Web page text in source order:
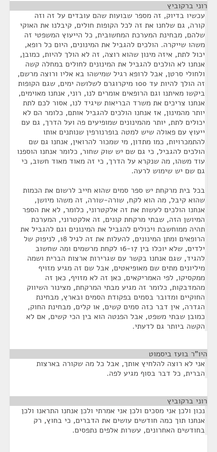
רוני ברקוביץ
עכשיו בדיוק, זה מספר שבועות שהם עובדים על זה וזה
קורה, גם שלחנו את זה לכל הקופות חולים, קיבלנו את האוקי
שלהם, מבחינת המערכת המחשובית, כל הייעוץ המשפטי זה
משהו שייקרה. הולכים להגביל את המינונים, היום כל רופא,
יכול לתת, איזה מינון שהוא רוצה, זה לא הולך להיות, כמובן,
אנחנו לא הולכים להגביל את המינונים לחולים במחלה קשה
ולחולי סרטן, אבל לרופא רגיל שמישהו בא אליו ורוצה מרשם,
זה הולך להיות עד 100 מיקרוגרם לשלושה ימים, שגם הקופות
ביקשו מאיתנו וגם הרופאים אומרים לנו, רוני, אנחנו מאוימים,
אנחנו צריכים את משרד הבריאות שיגיד לנו, אסור לכם לתת
יותר מהמינון, אז אנחנו הולכים להגביל אותם, כלומר הם לא
יכולים לתת, יותר מהמינונים שמופיעים פה ועל הדרך, גם עם
ייעוץ עם פאולה שיש למטה בופרנורפין שנותנים אותו
להתמכרויות, כמו מתדון, מי שמכור להרואין, אנחנו גם שם
הולכים להגביל, כי גם שם יש שוק שחור, כלומר אנחנו הוספנו
עוד משהו, מה שנקרא על הדרך, כי זה מאוד מאוד חשוב, כי
גם שם יש שימוש לרעה.
בכל בית מרקחת יש ספר סמים שהוא חייב לרשום את הכמות
שהוא קיבל, מה הוא לקח, שורה-שורה, זה משהו מיושן,
אנחנו הולכים לעשות את זה אלקטרוני, כלומר, לא את הספר
המיושן הזה, שבתי מרקחת קונים, זה אלקטרוני, המערכת
תהיה ממוחשבת ויכולים להגביל את המינונים וגם להגביל את
הרופאים ומתן המינונים, להעלות את זה לגיל 18, לניפוק של
ילדים, שלא יוכלו בין 16-17 לקחת מרשמים ומה שחשוב
להגיד, שגם אנחנו בקשר עם שגרירות ארצות הברית ושמה
מיליונים מתים שם מאופיאטים, אבל שם זה מגיע מזויף
ממקסיקו, לפי האמריקאים, כאן זה לא מזויף, כאן זה
מהמדבקות, כלומר זה מגיע מבתי המרקחת, מצינור השיווק
החוקיים ומדובר בסמים בפקודת הסמים ובארץ, מבחינת
הגדרה, אין דבר כזה סמים קשים, או קלים, מבחינת החוק,
כמובן שבתי משפט, אבל הפנטה הוא בין הכי קשים, אם לא
הקשה ביותר גם לדעתי.
היו"ר בועז ביסמוט
אני לא רוצה להלחיץ אותך, אבל כל מה שקורה בארצות
הברית, כל דבר בסוף מגיע לפה.
רוני ברקוביץ
נכון ולכן אני מסכים ולכן אני אמרתי ולכן אנחנו התראנו ולכן
אנחנו תוך כמה חודשים עושים את הדברים, כי בחוץ, רק
בחודשים האחרונים, עשרות אלפים נתפסים.